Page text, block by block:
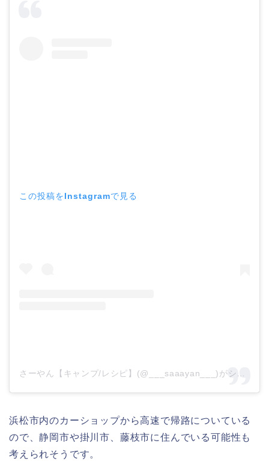
この投稿をInstagramで見る
さーやん【キャンプ/レシピ】(@___saaayan___)がシェアした投稿
浜松市内のカーショップから高速で帰路についている
ので、静岡市や掛川市、藤枝市に住んでいる可能性も
考えられそうです。